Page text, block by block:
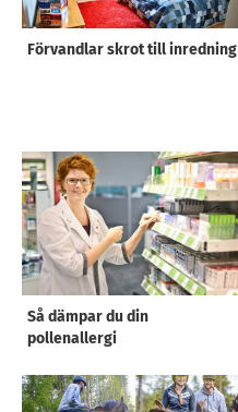
Förvandlar skrot till inredning
Så dämpar du din
pollenallergi